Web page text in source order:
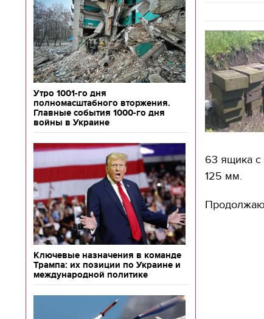
Утро 1001-го дня
полномасштабного вторжения.
Главные события 1000-го дня
войны в Украине
Ключевые назначения в команде
Трампа: их позиции по Украине и
международной политике
63 ящика с
125 мм.